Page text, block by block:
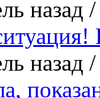
назад
назад